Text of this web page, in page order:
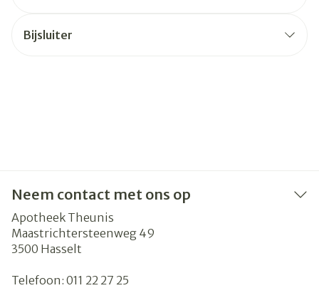
Bijsluiter
Neem contact met ons op
Apotheek Theunis
Maastrichtersteenweg 49
3500 Hasselt
Telefoon: 011 22 27 25